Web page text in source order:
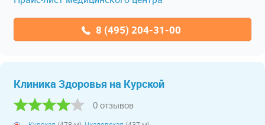
8 (495) 204-31-00
Клиника Здоровья на Курской
0 отзывов